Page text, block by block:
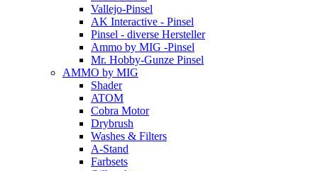
Vallejo-Pinsel
AK Interactive - Pinsel
Pinsel - diverse Hersteller
Ammo by MIG -Pinsel
Mr. Hobby-Gunze Pinsel
AMMO by MIG
Shader
ATOM
Cobra Motor
Drybrush
Washes & Filters
A-Stand
Farbsets